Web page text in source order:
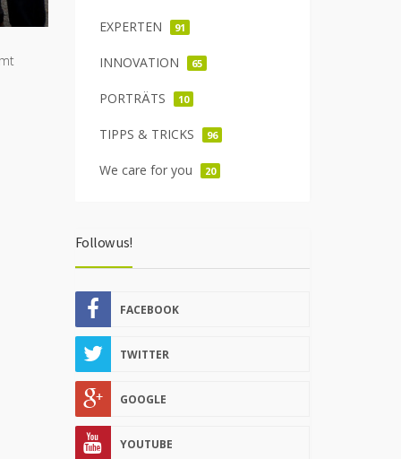
EXPERTEN 91
INNOVATION 65
PORTRÄTS 10
TIPPS & TRICKS 96
We care for you 20
Follow us!
FACEBOOK
TWITTER
GOOGLE
YOUTUBE